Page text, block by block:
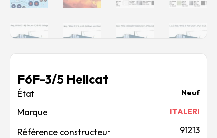
F6F-3/5 Hellcat
Neuf
Marque ITALERI
Référence constructeur 91213